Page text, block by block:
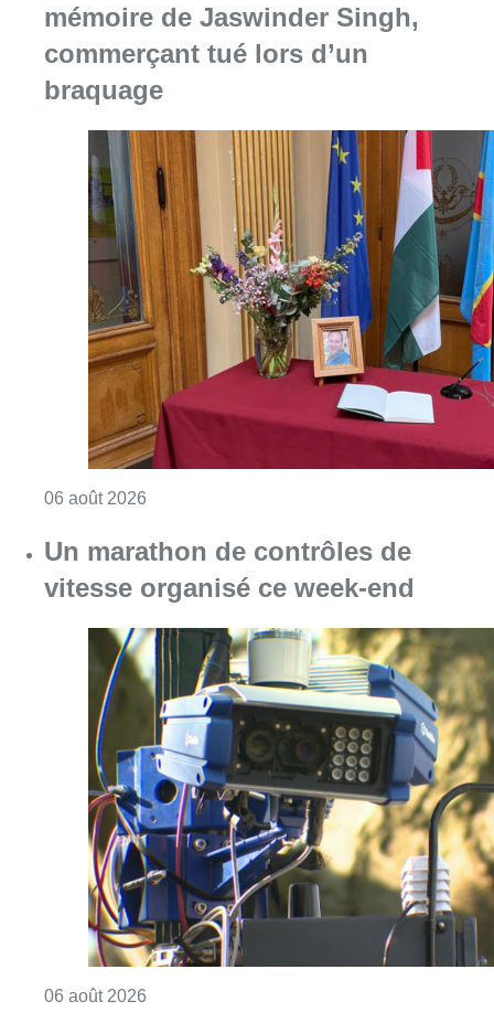
06 août 2026 Consulter l'article "La Commune d’Ixelles
Un marathon de contrôles de
vitesse organisé ce week-end
06 août 2026 Consulter l'article "Un marathon de
Partager l'article
FacebookTwitterWhatsApp
Share
02 juin 2026- 10h41
Bruno Coppens
Bonjour Bruxelles
Culture
News